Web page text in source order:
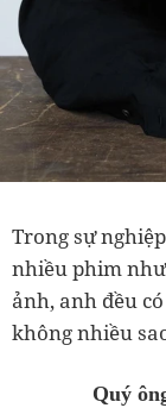
Trong sự
nhiều phim
ảnh, anh đều
không nhiều
Quý